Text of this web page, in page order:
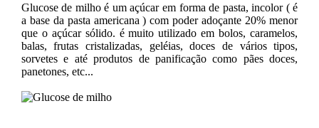
Glucose de milho é um açúcar em forma de pasta, incolor ( é
a base da pasta americana ) com poder adoçante 20% menor
que o açúcar sólido. é muito utilizado em bolos, caramelos,
balas, frutas cristalizadas, geléias, doces de vários tipos,
sorvetes e até produtos de panificação como pães doces,
panetones, etc...